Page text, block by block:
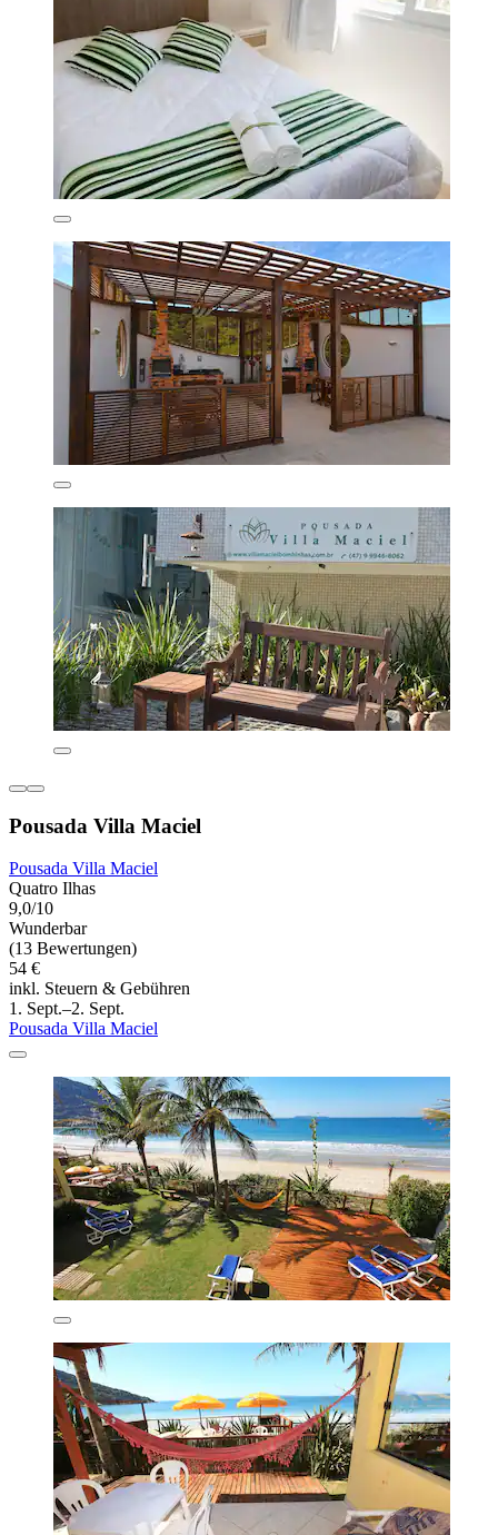
Pousada Villa Maciel
Pousada Villa Maciel
Quatro Ilhas
9,0/10
Wunderbar
(13 Bewertungen)
54 €
inkl. Steuern & Gebühren
1. Sept.–2. Sept.
Pousada Villa Maciel